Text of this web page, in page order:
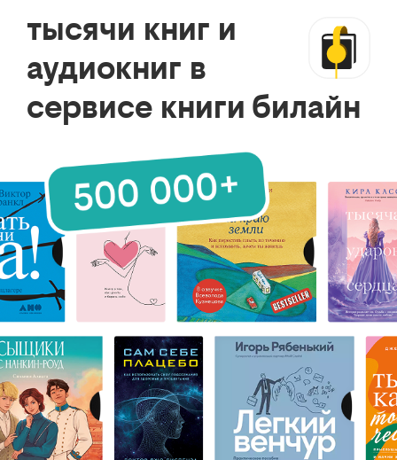
тысячи книг и
аудиокниг в
сервисе книги билайн